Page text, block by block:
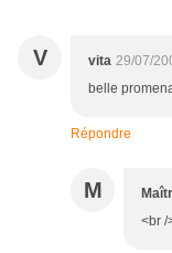
V vita 29/07/
belle
Répondre
M
<br /